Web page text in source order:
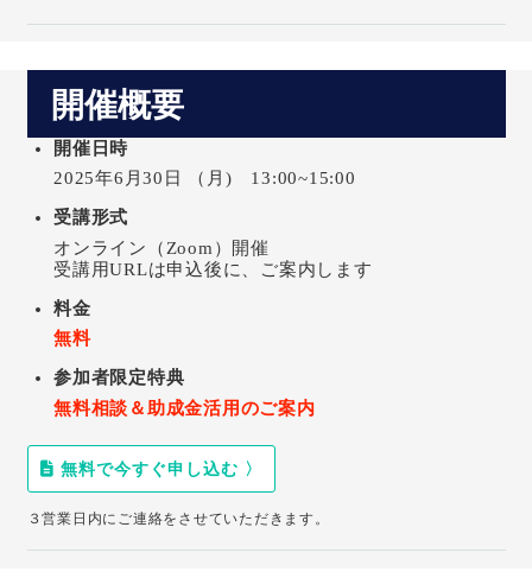
開催概要
開催日時
2025年6月30日 （月) 13:00~15:00
受講形式
オンライン（Zoom）開催
受講用URLは申込後に、ご案内します
料金
無料
参加者限定特典
無料相談＆助成金活用のご案内
無料で今すぐ申し込む 〉
３営業日内にご連絡をさせていただきます。